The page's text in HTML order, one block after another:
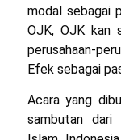
modal sebagai
OJK, OJK kan
perusahaan-
Efek sebagai
Acara yang
sambutan dari